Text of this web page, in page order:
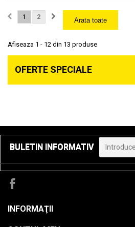
Arata toate
1 2
Afiseaza 1 - 12 din 13 produse
OFERTE SPECIALE
BULETIN INFORMATIV
INFORMAŢII